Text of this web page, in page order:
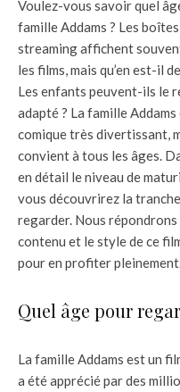
Voulez-vous savoir quel
famille Addams ? Les
streaming affichent
les films, mais qu’en est-il
Les enfants peuvent-ils le
adapté ? La famille
comique très divertissant,
convient à tous les âges.
en détail le niveau de
vous découvrirez la
regarder. Nous
contenu et le style de ce
pour en profiter
Quel âge pour
La famille Addams est un
a été apprécié par des